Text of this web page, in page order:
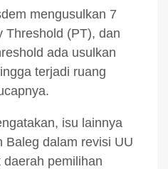
mengusulkan 7
Threshold (PT), dan
ada usulkan
terjadi ruang
isu lainnya
Baleg dalam revisi UU
pemilihan